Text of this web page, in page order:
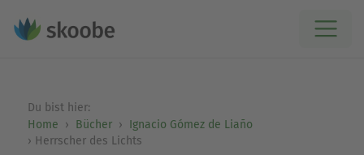
Du bist hier:
Home
Bücher
Ignacio Gómez de Liaño
Herrscher des Lichts